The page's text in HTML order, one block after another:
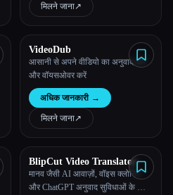
मिलने जाना↗︎
VideoDub
आसानी से अपने वीडियो का अनुवाद करें
और वॉयसओवर करें
अधिक जानकारी →
मिलने जाना↗︎
BlipCut Video Translator
मानव जैसी AI आवाज़ों, वॉइस क्लोनिंग
और ChatGPT अनुवाद सुविधाओं के साथ